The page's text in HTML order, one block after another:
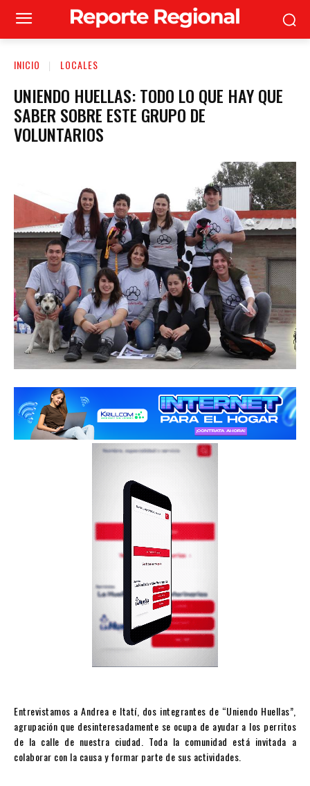
INICIO LOCALES
UNIENDO HUELLAS: TODO LO QUE HAY QUE
SABER SOBRE ESTE GRUPO DE
VOLUNTARIOS
Entrevistamos a Andrea e Itatí, dos integrantes de “Uniendo Huellas”,
agrupación que desinteresadamente se ocupa de ayudar a los perritos
de la calle de nuestra ciudad. Toda la comunidad está invitada a
colaborar con la causa y formar parte de sus actividades.